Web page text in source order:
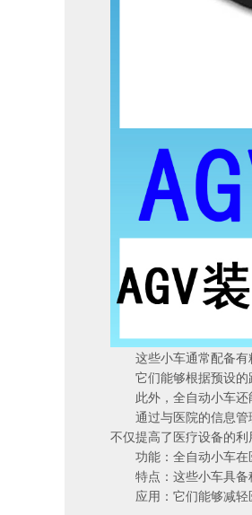
这些小车通常配备有
它们能够根据预设的
此外，全自动小车还
通过与医院的信息管
不仅提高了医疗设备的利
功能：全自动小车在
特点：这些小车具备
应用：它们能够减轻